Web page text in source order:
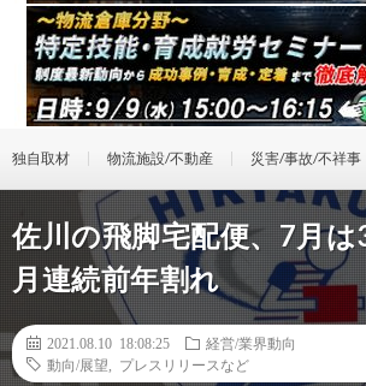
独自取材 物流施設/不動産 災害/事故/不祥事
佐川の飛脚宅配便、7月は
月連続前年割れ
2021.08.10 18:08:25
経営/業界動向
動向/展望
プレスリリースなど